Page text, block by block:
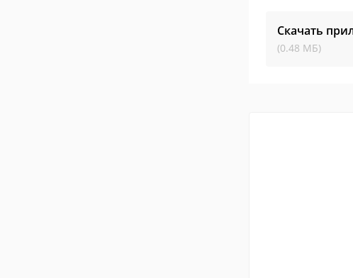
Скачать
(0.48 МБ)